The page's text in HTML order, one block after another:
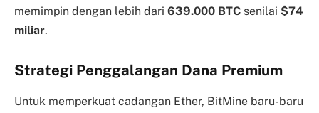
memimpin dengan lebih dari 639.000 BTC senilai $74
miliar.
Strategi Penggalangan Dana Premium
Untuk memperkuat cadangan Ether, BitMine baru-baru